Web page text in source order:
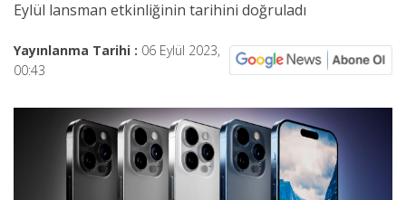
Eylül lansman etkinliğinin tarihini doğruladı
Yayınlanma Tarihi : 06 Eylül 2023,
00:43